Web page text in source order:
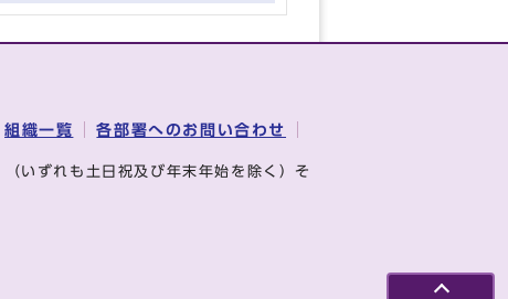
組織一覧 各部署へのお問い合わせ
（いずれも土日祝及び年末年始を除く）そ